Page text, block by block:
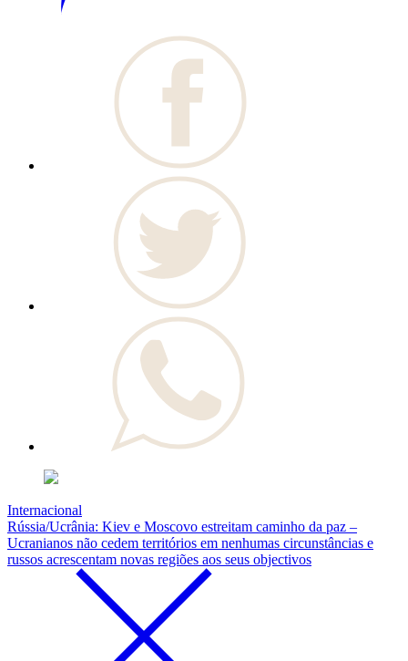
Internacional
Rússia/Ucrânia: Kiev e Moscovo estreitam caminho da paz –
Ucranianos não cedem territórios em nenhumas circunstâncias e
russos acrescentam novas regiões aos seus objectivos